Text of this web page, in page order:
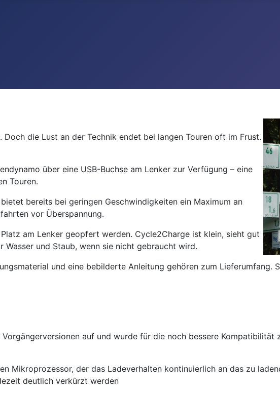
die Lust an der Technik endet bei langen Touren oft im Frust.
über eine USB-Buchse am Lenker zur Verfügung – eine
Touren.
bereits bei geringen Geschwindigkeiten ein Maximum an
vor Überspannung.
am Lenker geopfert werden. Cycle2Charge ist klein, sieht gut
und Staub, wenn sie nicht gebraucht wird.
und eine bebilderte Anleitung gehören zum Lieferumfang.
auf und wurde für die noch bessere Kompatibilität
Mikroprozessor, der das Ladeverhalten kontinuierlich an das zu
deutlich verkürzt werden